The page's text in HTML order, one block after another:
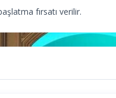
fırsatı verilir.